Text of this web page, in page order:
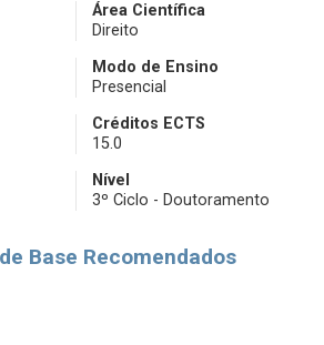
Área Científica
Direito
Modo de Ensino
Presencial
Créditos ECTS
15.0
Nível
3º Ciclo - Doutoramento
Base Recomendados